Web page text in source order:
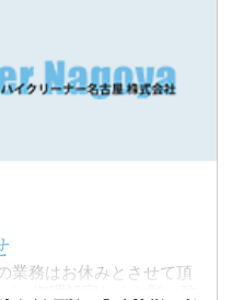
業務はお休みとさせて頂